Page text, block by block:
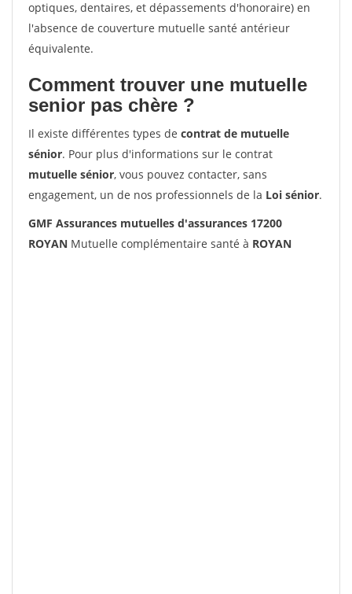
optiques, dentaires, et dépassements d'honoraire) en
l'absence de couverture mutuelle santé antérieur
équivalente.
Comment trouver une mutuelle
senior pas chère ?
Il existe différentes types de contrat de mutuelle
sénior. Pour plus d'informations sur le contrat
mutuelle sénior, vous pouvez contacter, sans
engagement, un de nos professionnels de la Loi sénior.
GMF Assurances mutuelles d'assurances 17200
ROYAN Mutuelle complémentaire santé à ROYAN